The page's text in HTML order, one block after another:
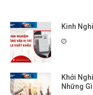
Kinh
Khởi
Những